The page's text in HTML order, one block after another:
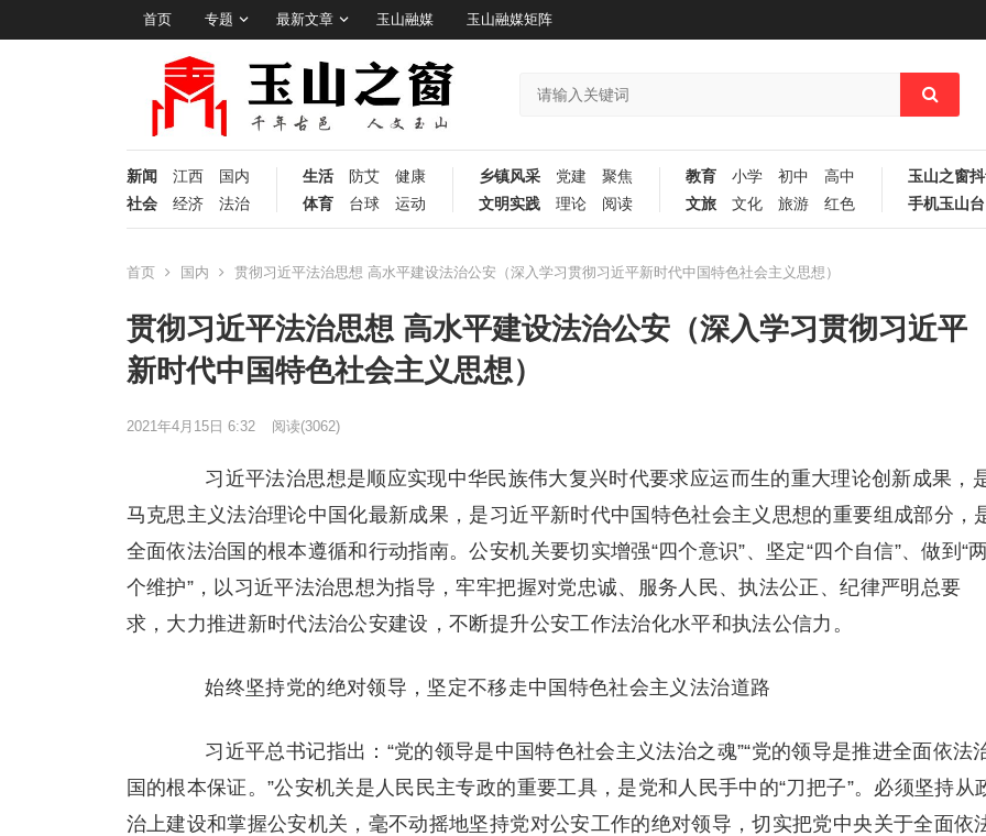
首页 专题 最新文章 玉山融媒 玉山融媒矩阵
新闻 江西
国内
社会
经济 法治
生活 防艾
健康
体育
台球 运动
乡镇风采 党建
聚焦
文明实践
理论 阅读
教育 小学 初中
高中
文旅
文化 旅游 红色
玉山之窗
手机玉山台
首页 国内 贯彻习近平法治思想 高水平建设法治公安（深入学习贯彻习近平新时代中国特色社会主义思想）
贯彻习近平法治思想 高水平建设法治公安（深入学习贯彻习近平
新时代中国特色社会主义思想）
2021年4月15日 6:32 阅读(3062)
习近平法治思想是顺应实现中华民族伟大复兴时代要求应运而生的重大理论创新成果，
马克思主义法治理论中国化最新成果，是习近平新时代中国特色社会主义思想的重要组成部分，
全面依法治国的根本遵循和行动指南。公安机关要切实增强“四个意识”、坚定“四个自信”、做到“两
个维护”，以习近平法治思想为指导，牢牢把握对党忠诚、服务人民、执法公正、纪律严明总要
求，大力推进新时代法治公安建设，不断提升公安工作法治化水平和执法公信力。
始终坚持党的绝对领导，坚定不移走中国特色社会主义法治道路
习近平总书记指出：“党的领导是中国特色社会主义法治之魂”“党的领导是推进全面依法
国的根本保证。”公安机关是人民民主专政的重要工具，是党和人民手中的“刀把子”。必须坚持从
治上建设和掌握公安机关，毫不动摇地坚持党对公安工作的绝对领导，切实把党中央关于全面依